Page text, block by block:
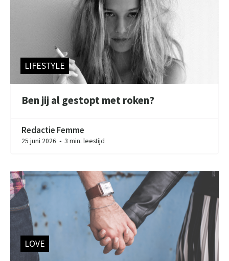
LIFESTYLE
Ben jij al gestopt met roken?
Redactie Femme
25 juni 2026 ● 3 min. leestijd
LOVE